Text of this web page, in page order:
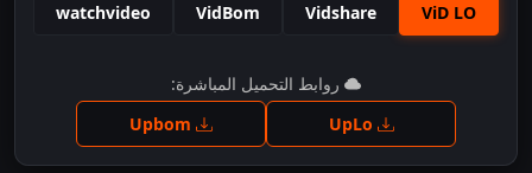
ViD LO
Vidshare
VidBom
watchvideo
اضغط للمشاهدة
روابط التحميل المباشرة: